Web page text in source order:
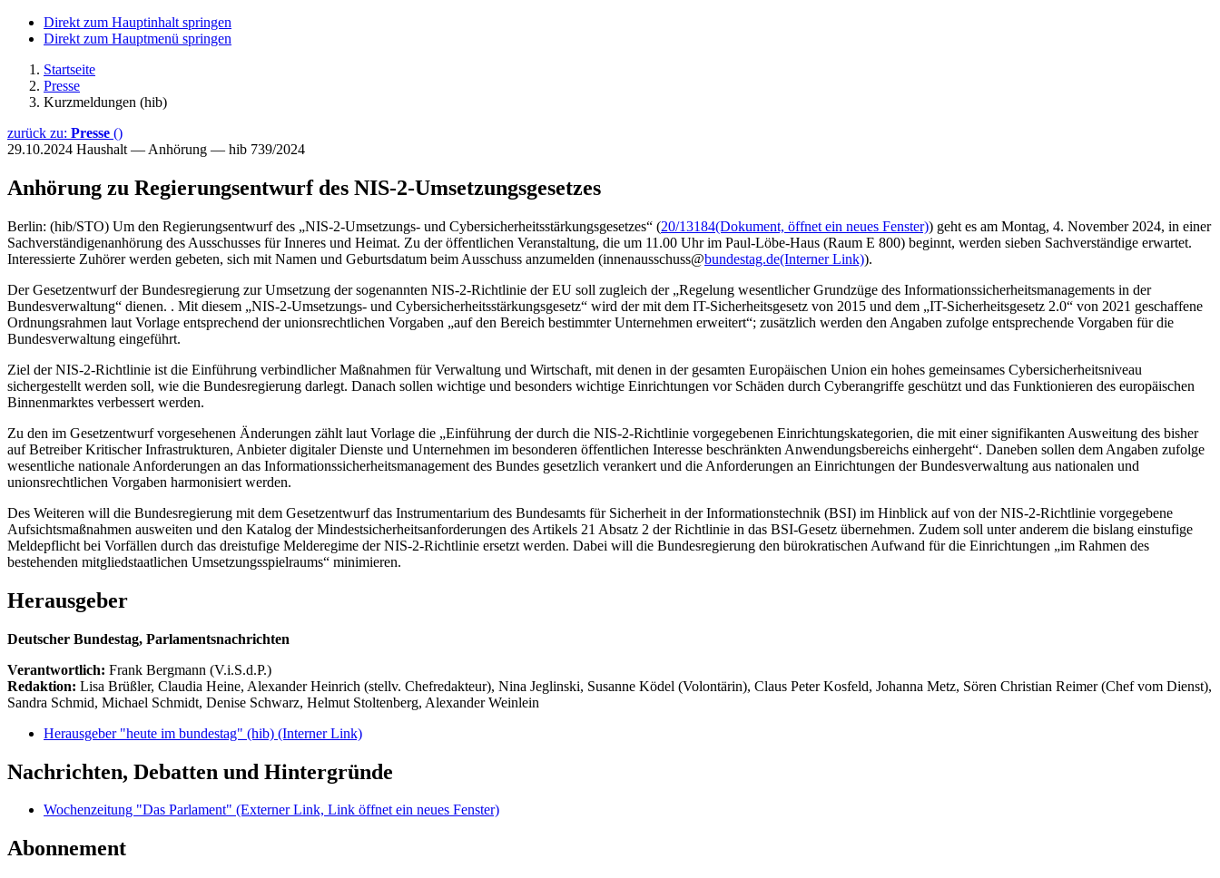
Direkt zum Hauptinhalt springen
Direkt zum Hauptmenü springen
Startseite
Presse
Kurzmeldungen (hib)
zurück zu: Presse ()
29.10.2024 Haushalt — Anhörung — hib 739/2024
Anhörung zu Regierungsentwurf des NIS-2-Umsetzungsgesetzes
Berlin: (hib/STO) Um den Regierungsentwurf des „NIS-2-Umsetzungs- und Cybersicherheitsstärkungsgesetzes“ (20/13184(Dokument, öffnet ein neues Fenster)) geht es am Montag, 4. November 2024, in einer
Sachverständigenanhörung des Ausschusses für Inneres und Heimat. Zu der öffentlichen Veranstaltung, die um 11.00 Uhr im Paul-Löbe-Haus (Raum E 800) beginnt, werden sieben Sachverständige erwartet.
Interessierte Zuhörer werden gebeten, sich mit Namen und Geburtsdatum beim Ausschuss anzumelden (innenausschuss@bundestag.de(Interner Link)).
Der Gesetzentwurf der Bundesregierung zur Umsetzung der sogenannten NIS-2-Richtlinie der EU soll zugleich der „Regelung wesentlicher Grundzüge des Informationssicherheitsmanagements in der
Bundesverwaltung“ dienen. . Mit diesem „NIS-2-Umsetzungs- und Cybersicherheitsstärkungsgesetz“ wird der mit dem IT-Sicherheitsgesetz von 2015 und dem „IT-Sicherheitsgesetz 2.0“ von 2021 geschaffene
Ordnungsrahmen laut Vorlage entsprechend der unionsrechtlichen Vorgaben „auf den Bereich bestimmter Unternehmen erweitert“; zusätzlich werden den Angaben zufolge entsprechende Vorgaben für die
Bundesverwaltung eingeführt.
Ziel der NIS-2-Richtlinie ist die Einführung verbindlicher Maßnahmen für Verwaltung und Wirtschaft, mit denen in der gesamten Europäischen Union ein hohes gemeinsames Cybersicherheitsniveau
sichergestellt werden soll, wie die Bundesregierung darlegt. Danach sollen wichtige und besonders wichtige Einrichtungen vor Schäden durch Cyberangriffe geschützt und das Funktionieren des europäischen
Binnenmarktes verbessert werden.
Zu den im Gesetzentwurf vorgesehenen Änderungen zählt laut Vorlage die „Einführung der durch die NIS-2-Richtlinie vorgegebenen Einrichtungskategorien, die mit einer signifikanten Ausweitung des bisher
auf Betreiber Kritischer Infrastrukturen, Anbieter digitaler Dienste und Unternehmen im besonderen öffentlichen Interesse beschränkten Anwendungsbereichs einhergeht“. Daneben sollen dem Angaben zufolge
wesentliche nationale Anforderungen an das Informationssicherheitsmanagement des Bundes gesetzlich verankert und die Anforderungen an Einrichtungen der Bundesverwaltung aus nationalen und
unionsrechtlichen Vorgaben harmonisiert werden.
Des Weiteren will die Bundesregierung mit dem Gesetzentwurf das Instrumentarium des Bundesamts für Sicherheit in der Informationstechnik (BSI) im Hinblick auf von der NIS-2-Richtlinie vorgegebene
Aufsichtsmaßnahmen ausweiten und den Katalog der Mindestsicherheitsanforderungen des Artikels 21 Absatz 2 der Richtlinie in das BSI-Gesetz übernehmen. Zudem soll unter anderem die bislang einstufige
Meldepflicht bei Vorfällen durch das dreistufige Melderegime der NIS-2-Richtlinie ersetzt werden. Dabei will die Bundesregierung den bürokratischen Aufwand für die Einrichtungen „im Rahmen des
bestehenden mitgliedstaatlichen Umsetzungsspielraums“ minimieren.
Herausgeber
Deutscher Bundestag, Parlamentsnachrichten
Verantwortlich: Frank Bergmann (V.i.S.d.P.)
Redaktion: Lisa Brüßler, Claudia Heine, Alexander Heinrich (stellv. Chefredakteur), Nina Jeglinski, Susanne Ködel (Volontärin), Claus Peter Kosfeld, Johanna Metz, Sören Christian Reimer (Chef vom Dienst),
Sandra Schmid, Michael Schmidt, Denise Schwarz, Helmut Stoltenberg, Alexander Weinlein
Herausgeber "heute im bundestag" (hib) (Interner Link)
Nachrichten, Debatten und Hintergründe
Wochenzeitung "Das Parlament" (Externer Link, Link öffnet ein neues Fenster)
Abonnement